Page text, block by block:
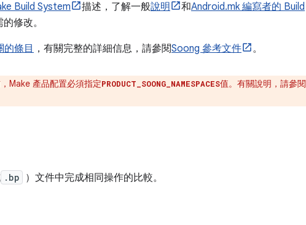
Build System 描述，了解一般說明 和Android.mk 編寫者的 Build
修改。
的條目 ，有關完整的詳細信息，請參閱Soong 參考文件 。
Make 產品配置必須指定PRODUCT_SOONG_NAMESPACES值。有關說明，請參閱
.bp ）文件中完成相同操作的比較。